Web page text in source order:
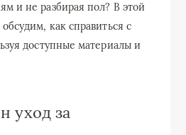
и не разбирая пол? В этой
как справиться с
доступные материалы и
уход за